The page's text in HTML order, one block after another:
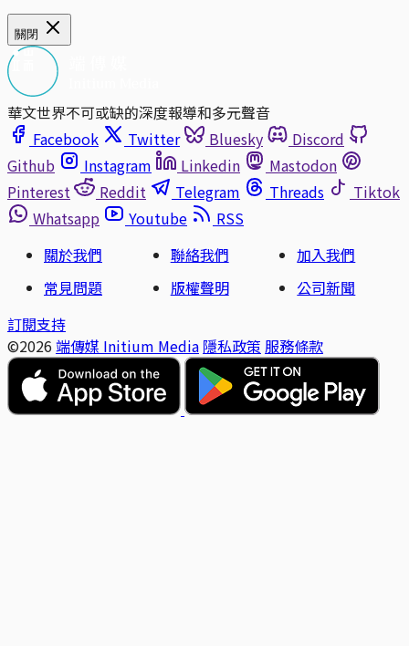
關閉
華文世界不可或缺的深度報導和多元聲音
Facebook
Twitter Bluesky
Discord
Github
Instagram Linkedin
Mastodon
Pinterest
Reddit Telegram Threads
Tiktok
Whatsapp
Youtube
RSS
關於我們
聯絡我們
加入我們
常見問題
版權聲明
公司新聞
訂閱支持
©2026 端傳媒 Initium Media 隱私政策 服務條款